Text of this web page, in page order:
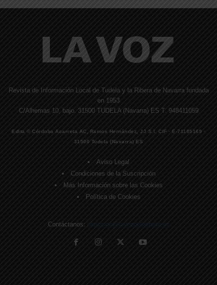
Revista de Información Local de Tudela y la Ribera de Navarra fundada
en 1953
C/Alhemas 10, bajo. 31500 TUDELA (Navarra) ES T. 948411059
Edita © Córdoba Acarreta AC, Ramos Hernández, JJ S.I. CIF · E-71185169 ·
31500 Tudela (Navarra) ES
Aviso Legal
Condiciones de la Suscripción
Más Información sobre las Cookies
Política de Cookies
Contáctanos: direccion@lavozdelaribera.es